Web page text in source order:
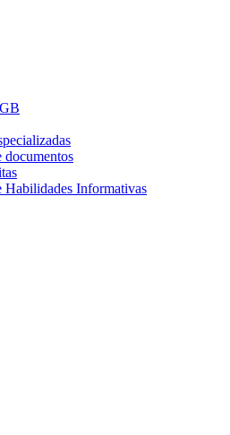
documentos
Habilidades Informativas